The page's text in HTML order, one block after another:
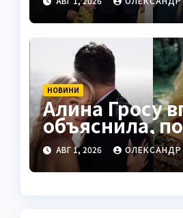
НОВИНИ
Алина Гросу
объяснила,
показывает
АВГ 1, 2026